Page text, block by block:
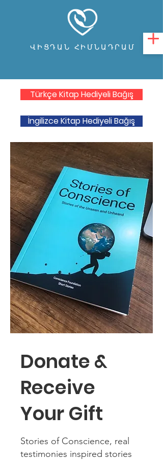
ՎԻՑԴԱՆ ՀԻՄՆԱԴՐԱՄ
Türkçe Kitap Hediyeli Bağış
İngilizce Kitap Hediyeli Bağış
Donate &
Receive
Your Gift
Stories of Conscience, real
testimonies inspired stories